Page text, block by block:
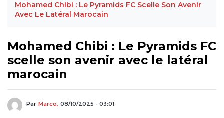
Mohamed Chibi : Le Pyramids FC Scelle Son Avenir
Avec Le Latéral Marocain
Mohamed Chibi : Le Pyramids FC
scelle son avenir avec le latéral
marocain
Par Marco, 08/10/2025 - 03:01